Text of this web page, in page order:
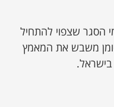
הסגר שצפוי להתחיל
משבש את המאמץ